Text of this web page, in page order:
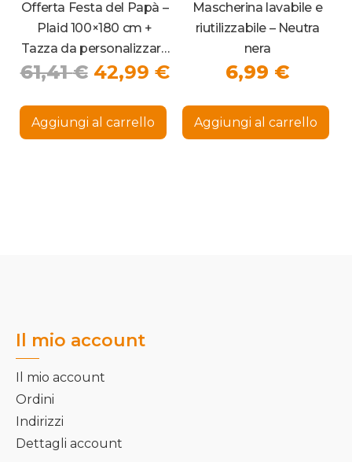
Offerta Festa del Papà –
Plaid 100×180 cm +
Tazza da personalizzare
con foto
61,41€ Il
originale
era:
42,99 €Il
attuale
è:
Aggiungi al carrello
Mascherina lavabile e
riutilizzabile – Neutra
nera
6,99 €
Aggiungi al carrello
Il mio account
Il mio account
Ordini
Indirizzi
Dettagli account